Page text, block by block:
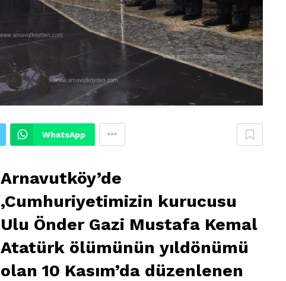
WhatsApp
Arnavutköy’de
,Cumhuriyetimizin kurucusu
Ulu Önder Gazi Mustafa Kemal
Atatürk ölümünün yıldönümü
olan 10 Kasım’da düzenlenen